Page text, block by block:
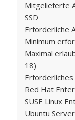
Mitgelieferte
SSD
Erforderliche
Minimum
Maximal
18)
Red Hat
SUSE Linux
Ubuntu Server